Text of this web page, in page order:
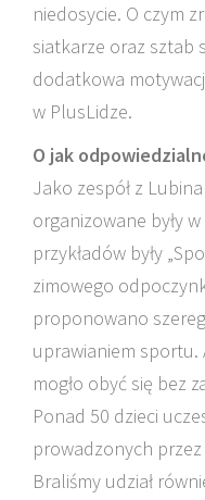
niedosycie. O czym
siatkarze oraz sztab
dodatkowa
w PlusLidze.
O jak
Jako zespół z
organizowane były
przykładów były
zimowego
proponowano
uprawianiem sportu.
mogło obyć się bez
Ponad 50 dzieci
prowadzonych
Braliśmy udział